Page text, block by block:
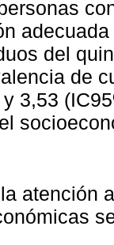
del
de
3,53
atención